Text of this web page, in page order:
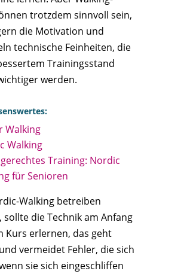
trotzdem sinnvoll sein,
die Motivation und
technische Feinheiten, die
Trainingsstand
werden.
Walking
Walking
Training: Nordic
für Senioren
Walking betreiben
sollte die Technik am Anfang
Kurs erlernen, das geht
vermeidet Fehler, die sich
sie sich eingeschliffen